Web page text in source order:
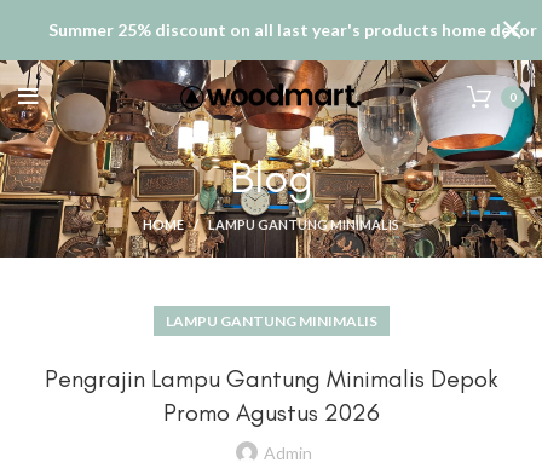
0
Blog
HOME LAMPU GANTUNG MINIMALIS
LAMPU GANTUNG MINIMALIS
Pengrajin Lampu Gantung Minimalis Depok
Promo Agustus 2026
Admin
Summer 25% discount on all last year's products home decor